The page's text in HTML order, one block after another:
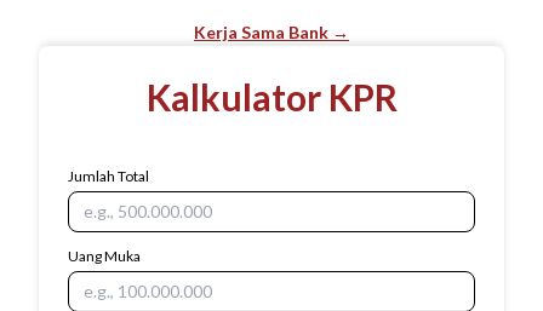
Kerja Sama Bank →
Kalkulator KPR
Jumlah Total
Uang Muka